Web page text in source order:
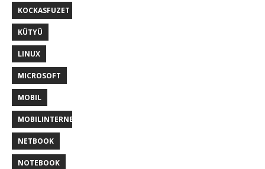
KOCKASFUZET
KÜTYÜ
LINUX
MICROSOFT
MOBIL
MOBILINTERNET
NETBOOK
NOTEBOOK